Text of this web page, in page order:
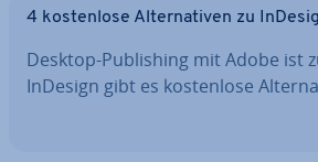
4 kos­ten­lo­se Al­ter­na­ti­ven zu
Desktop-Pu­bli­shing mit Adobe ist
InDesign gibt es kos­ten­lo­se